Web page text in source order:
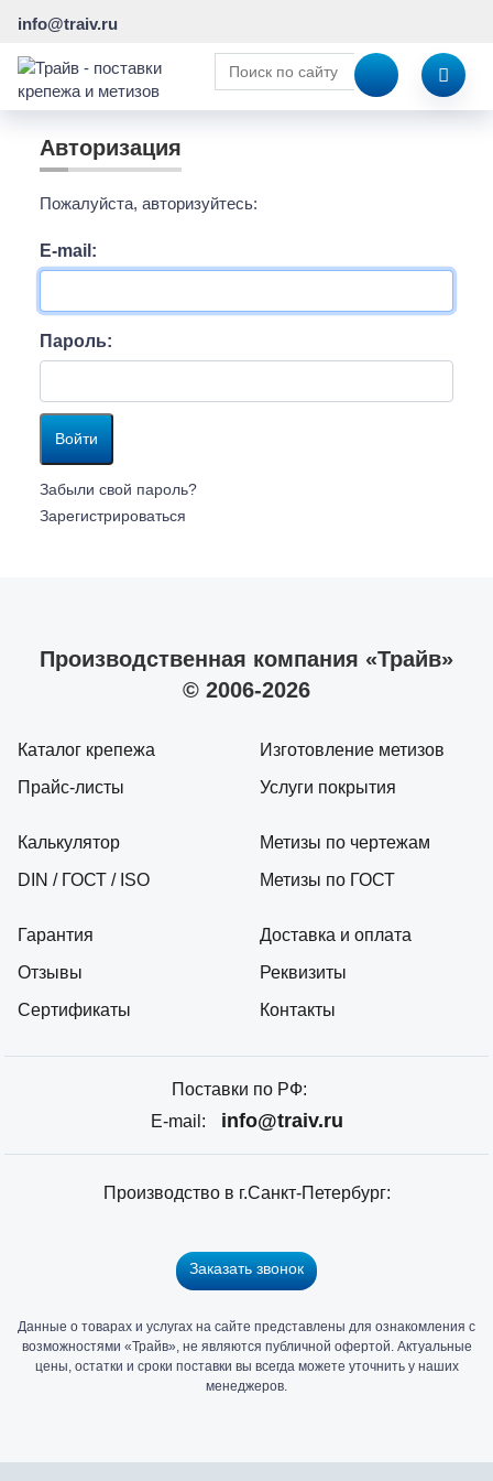
info@traiv.ru
Авторизация
Пожалуйста, авторизуйтесь:
E-mail:
Пароль:
Забыли свой пароль?
Зарегистрироваться
Производственная компания «Трайв»
© 2006-2026
Каталог крепежа
Прайс-листы
Калькулятор
DIN / ГОСТ / ISO
Гарантия
Отзывы
Сертификаты
Изготовление метизов
Услуги покрытия
Метизы по чертежам
Метизы по ГОСТ
Доставка и оплата
Реквизиты
Контакты
Поставки по РФ:
E-mail:
info@traiv.ru
Производство в г.Санкт-Петербург:
Заказать звонок
Данные о товарах и услугах на сайте представлены для ознакомления с
возможностями «Трайв», не являются публичной офертой. Актуальные
цены, остатки и сроки поставки вы всегда можете уточнить у наших
менеджеров.
Главный
в